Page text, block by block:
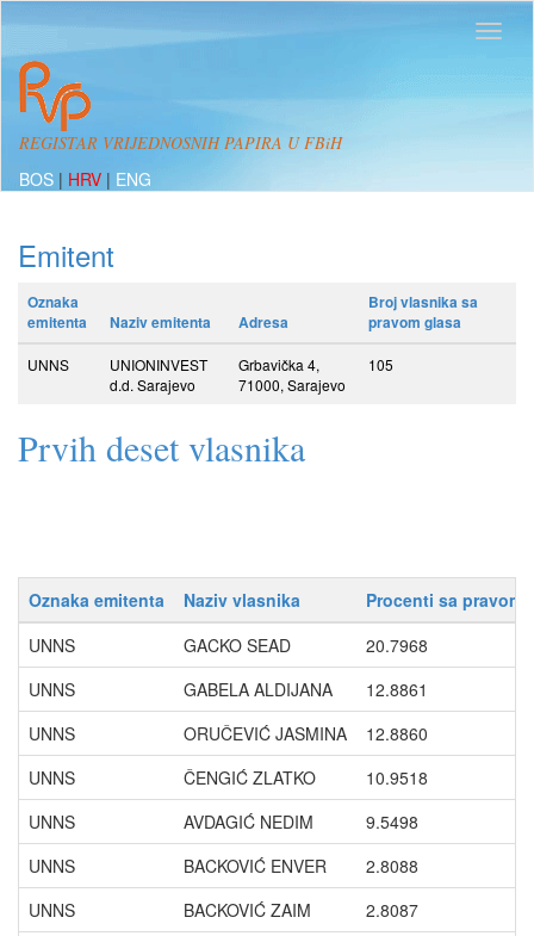
REGISTAR VRIJEDNOSNIH PAPIRA U FBiH
BOS | HRV | ENG
Emitent
Oznaka
emitenta
Naziv emitenta Adresa
Broj vlasnika sa
pravom glasa
UNNS
UNIONINVEST
d.d. Sarajevo
Grbavička 4,
71000, Sarajevo
105
Prvih deset vlasnika
Oznaka emitenta Naziv vlasnika
Procenti sa pravom
UNNS
GACKO SEAD
20.7968
UNNS
GABELA ALDIJANA
12.8861
UNNS
ORUČEVIĆ JASMINA
12.8860
UNNS
ČENGIĆ ZLATKO
10.9518
UNNS
AVDAGIĆ NEDIM
9.5498
UNNS
BACKOVIĆ ENVER
2.8088
UNNS
BACKOVIĆ ZAIM
2.8087